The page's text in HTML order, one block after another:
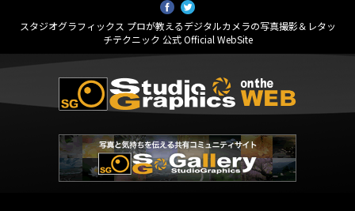
スタジオグラフィックス プロが教えるデジタルカメラの写真撮影＆レタッ
チテクニック 公式 Official WebSite